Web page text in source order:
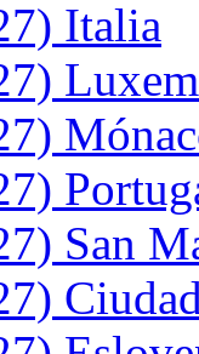
Italia
San